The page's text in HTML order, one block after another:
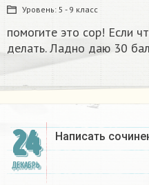
Уровень: 5 - 9 класс
помогите это сор! Если
делать. Ладно даю 30
24
ДЕКАБРЬ
Написать